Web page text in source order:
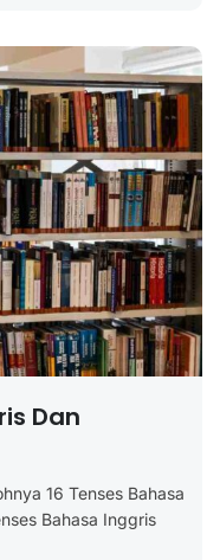
Dan
16 Tenses Bahasa
Bahasa Inggris